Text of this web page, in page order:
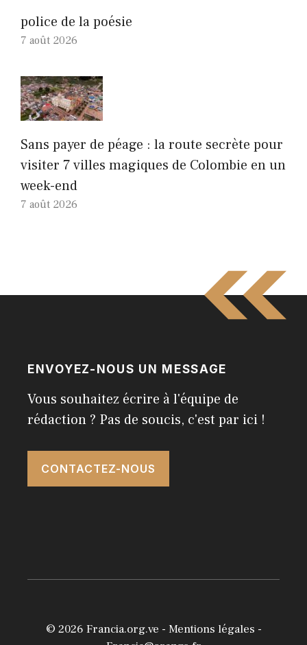
police de la poésie
7 août 2026
Sans payer de péage : la route secrète pour
visiter 7 villes magiques de Colombie en un
week-end
7 août 2026
ENVOYEZ-NOUS UN MESSAGE
Vous souhaitez écrire à l'équipe de
rédaction ? Pas de soucis, c'est par ici !
CONTACTEZ-NOUS
© 2026 Francia.org.ve - Mentions légales -